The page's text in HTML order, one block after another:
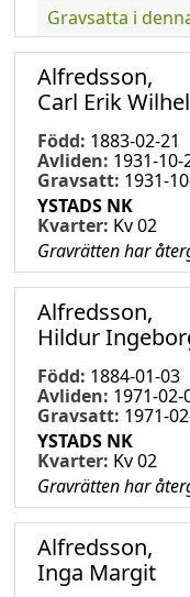
Gravsatta i
Alfredsson,
Carl Erik
Född: 1883-02-21
Avliden: 1931-10-
Gravsatt: 1931-
YSTADS NK
Kvarter: Kv 02
Gravrätten har
Alfredsson,
Hildur
Född: 1884-01-03
Avliden: 1971-02-
Gravsatt: 1971-
YSTADS NK
Kvarter: Kv 02
Gravrätten har
Alfredsson,
Inga Margit